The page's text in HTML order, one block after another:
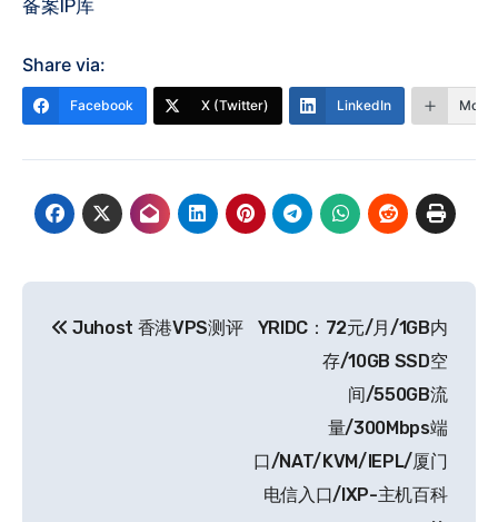
备案IP库
Share via:
Facebook X (Twitter) LinkedIn More
Juhost 香港VPS测评
YRIDC：72元/月/1GB内
存/10GB SSD空
间/550GB流
量/300Mbps端
口/NAT/KVM/IEPL/厦门
电信入口/IXP-主机百科